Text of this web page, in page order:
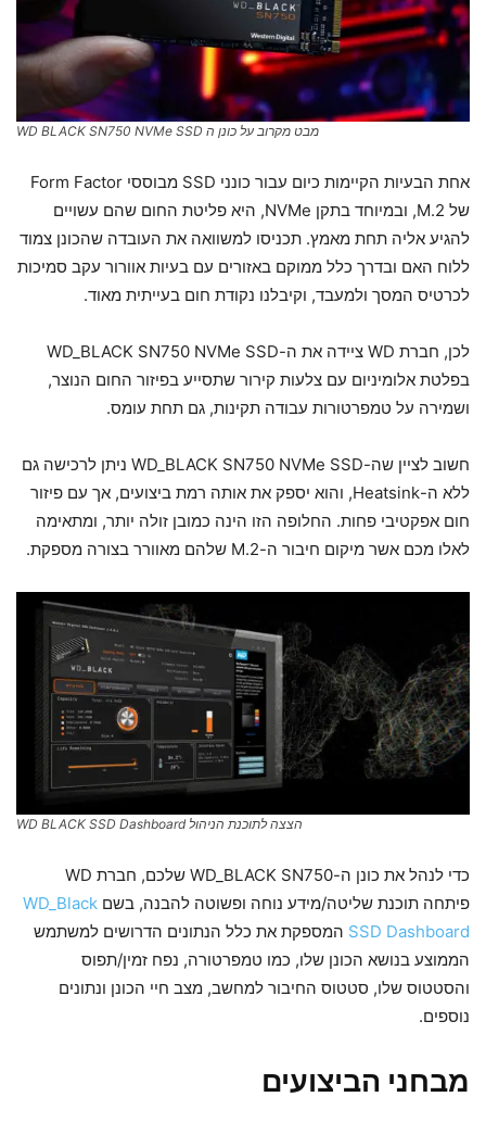
מבט מקרוב על כונן ה WD BLACK SN750 NVMe SSD
אחת הבעיות הקיימות כיום עבור כונני SSD מבוססי Form Factor
של M.2, ובמיוחד בתקן NVMe, היא פליטת החום שהם עשויים
להגיע אליה תחת מאמץ. תכניסו למשוואה את העובדה שהכונן צמוד
ללוח האם ובדרך כלל ממוקם באזורים עם בעיות אוורור עקב סמיכות
לכרטיס המסך ולמעבד, וקיבלנו נקודת חום בעייתית מאוד.
לכן, חברת WD ציידה את ה-WD_BLACK SN750 NVMe SSD
בפלטת אלומיניום עם צלעות קירור שתסייע בפיזור החום הנוצר,
ושמירה על טמפרטורות עבודה תקינות, גם תחת עומס.
חשוב לציין שה-WD_BLACK SN750 NVMe SSD ניתן לרכישה גם
ללא ה-Heatsink, והוא יספק את אותה רמת ביצועים, אך עם פיזור
חום אפקטיבי פחות. החלופה הזו הינה כמובן זולה יותר, ומתאימה
לאלו מכם אשר מיקום חיבור ה-M.2 שלהם מאוורר בצורה מספקת.
הצצה לתוכנת הניהול WD BLACK SSD Dashboard
כדי לנהל את כונן ה-WD_BLACK SN750 שלכם, חברת WD
פיתחה תוכנת שליטה/מידע נוחה ופשוטה להבנה, בשם WD_Black
SSD Dashboard המספקת את כלל הנתונים הדרושים למשתמש
הממוצע בנושא הכונן שלו, כמו טמפרטורה, נפח זמין/תפוס
והסטטוס שלו, סטטוס החיבור למחשב, מצב חיי הכונן ונתונים
נוספים.
מבחני הביצועים